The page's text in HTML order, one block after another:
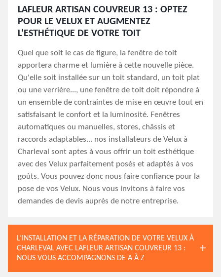
LAFLEUR ARTISAN COUVREUR 13 : OPTEZ
POUR LE VELUX ET AUGMENTEZ
L’ESTHÉTIQUE DE VOTRE TOIT
Quel que soit le cas de figure, la fenêtre de toit
apportera charme et lumière à cette nouvelle pièce.
Qu'elle soit installée sur un toit standard, un toit plat
ou une verrière..., une fenêtre de toit doit répondre à
un ensemble de contraintes de mise en œuvre tout en
satisfaisant le confort et la luminosité. Fenêtres
automatiques ou manuelles, stores, châssis et
raccords adaptables... nos installateurs de Velux à
Charleval sont aptes à vous offrir un toit esthétique
avec des Velux parfaitement posés et adaptés à vos
goûts. Vous pouvez donc nous faire confiance pour la
pose de vos Velux. Nous vous invitons à faire vos
demandes de devis auprès de notre entreprise.
L’INSTALLATION ET LA RÉPARATION DE VOTRE VELUX À
CHARLEVAL AVEC LAFLEUR ARTISAN COUVREUR 13 :
NOUS VOUS ACCOMPAGNONS DE A À Z